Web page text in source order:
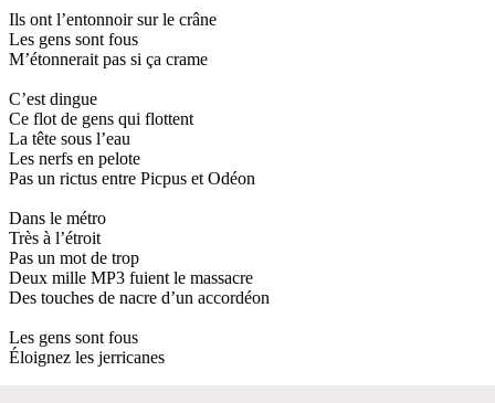
Ils ont l’entonnoir sur le crâne
Les gens sont fous
M’étonnerait pas si ça crame
C’est dingue
Ce flot de gens qui flottent
La tête sous l’eau
Les nerfs en pelote
Pas un rictus entre Picpus et Odéon
Dans le métro
Très à l’étroit
Pas un mot de trop
Deux mille MP3 fuient le massacre
Des touches de nacre d’un accordéon
Les gens sont fous
Éloignez les jerricanes